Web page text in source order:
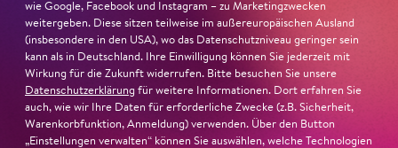
wie Google, Facebook und Instagram – zu Marketingzwecken
weitergeben. Diese sitzen teilweise im außereuropäischen Ausland
(insbesondere in den USA), wo das Datenschutzniveau geringer sein
kann als in Deutschland. Ihre Einwilligung können Sie jederzeit mit
Wirkung für die Zukunft widerrufen. Bitte besuchen Sie unsere
Datenschutzerklärung für weitere Informationen. Dort erfahren Sie
auch, wie wir Ihre Daten für erforderliche Zwecke (z.B. Sicherheit,
Warenkorbfunktion, Anmeldung) verwenden. Über den Button
„Einstellungen verwalten“ können Sie auswählen, welche Technologien